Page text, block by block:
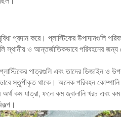
প্রদান করে। প্লাস্টিকের উপাদানগুলি
স্থানীয় ও আন্তর্জাতিকভাবে পরিবহনের
পাত্রগুলি এবং তাদের ডিজাইন ও
স্তূপীকৃত থাকে। অনেক পরিবহন কোম্পানি
কম যাত্রা, ফলে কম জ্বালানি খরচ এবং কম